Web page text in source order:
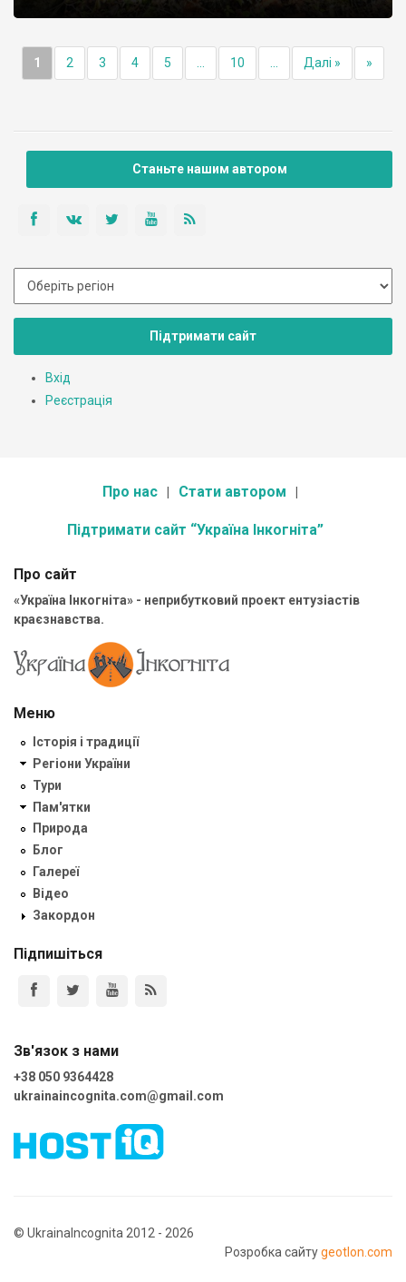
1 2 3 4 5 10 Далі » »
Станьте нашим автором
Підтримати сайт
Вхід
Реєстрація
Про нас Стати автором
Підтримати сайт “Україна Інкогніта”
Про сайт
«Україна Інкогніта» - неприбутковий проект ентузіастів
краєзнавства.
Меню
Історія і традиції
Регіони України
Тури
Пам'ятки
Природа
Блог
Галереї
Відео
Закордон
Підпишіться
Зв'язок з нами
+38 050 9364428
ukrainaincognita.com@gmail.com
© UkrainaIncognita 2012 - 2026
Розробка сайтуgeotlon.com